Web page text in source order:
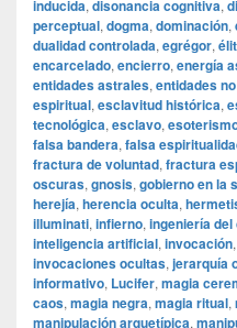
inducida, disonancia cognitiva,
perceptual, dogma, dominación,
dualidad controlada, egrégor,
encarcelado, encierro, energía
entidades astrales, entidades
espiritual, esclavitud histórica,
tecnológica, esclavo,
falsa bandera, falsa
fractura de voluntad, fractura
oscuras, gnosis, gobierno en la
herejía, herencia oculta,
illuminati, infierno, ingeniería
inteligencia artificial, invocación,
invocaciones ocultas, jerarquía
informativo, Lucifer, magia
caos, magia negra, magia ritual,
manipulación arquetípica,